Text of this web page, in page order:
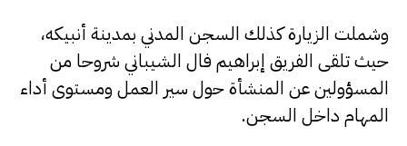
وشملت الزيارة كذلك السجن المدني بمدينة أنبيكه،
حيث تلقى الفريق إبراهيم فال الشيباني شروحا من
المسؤولين عن المنشأة حول سير العمل ومستوى أداء
المهام داخل السجن.